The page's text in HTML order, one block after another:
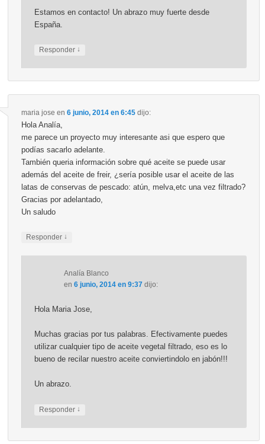
Estamos en contacto! Un abrazo muy fuerte desde
España.
Responder ↓
maria jose en 6 junio, 2014 en 6:45 dijo:
Hola Analía,
me parece un proyecto muy interesante asi que espero que
podías sacarlo adelante.
También queria información sobre qué aceite se puede usar
además del aceite de freir, ¿sería posible usar el aceite de las
latas de conservas de pescado: atún, melva,etc una vez filtrado?
Gracias por adelantado,
Un saludo
Responder ↓
Analía Blanco
en 6 junio, 2014 en 9:37 dijo:
Hola Maria Jose,
Muchas gracias por tus palabras. Efectivamente puedes
utilizar cualquier tipo de aceite vegetal filtrado, eso es lo
bueno de recilar nuestro aceite conviertindolo en jabón!!!
Un abrazo.
Responder ↓